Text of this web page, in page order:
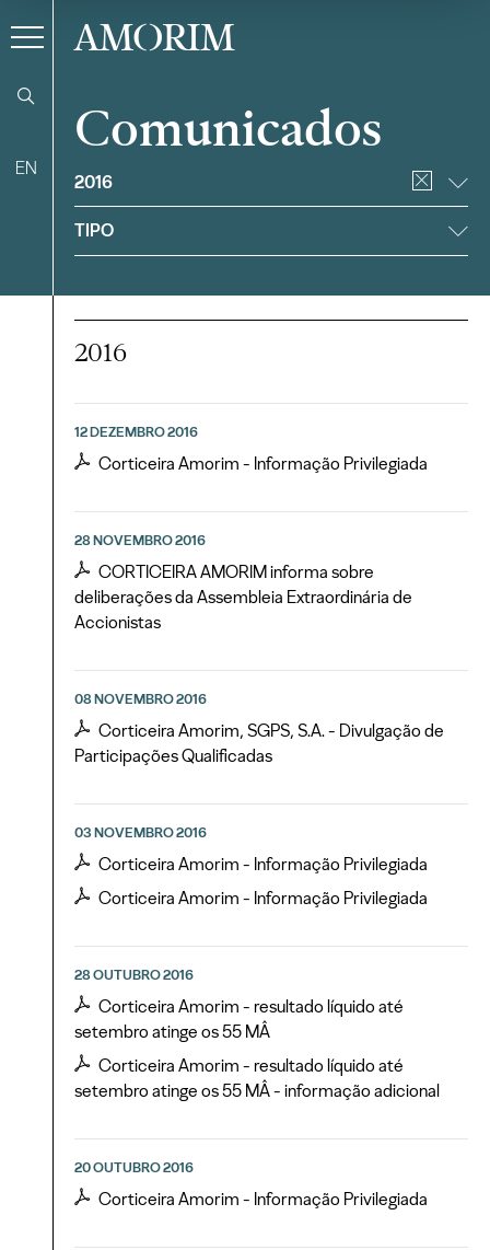
EN
AMORIM
Comunicados
Filtrar
2016
TIPO
2016
12 DEZEMBRO 2016
Corticeira Amorim - Informação Privilegiada
28 NOVEMBRO 2016
CORTICEIRA AMORIM informa sobre
deliberações da Assembleia Extraordinária de
Accionistas
08 NOVEMBRO 2016
Corticeira Amorim, SGPS, S.A. - Divulgação de
Participações Qualificadas
03 NOVEMBRO 2016
Corticeira Amorim - Informação Privilegiada
Corticeira Amorim - Informação Privilegiada
28 OUTUBRO 2016
Corticeira Amorim - resultado líquido até
setembro atinge os 55 MÂ
Corticeira Amorim - resultado líquido até
setembro atinge os 55 MÂ - informação adicional
20 OUTUBRO 2016
Corticeira Amorim - Informação Privilegiada